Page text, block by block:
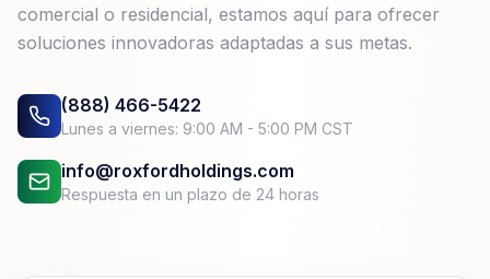
comercial o residencial, estamos aquí para ofrecer
soluciones innovadoras adaptadas a sus metas.
(888) 466-5422
Lunes a viernes: 9:00 AM - 5:00 PM CST
info@roxfordholdings.com
Respuesta en un plazo de 24 horas